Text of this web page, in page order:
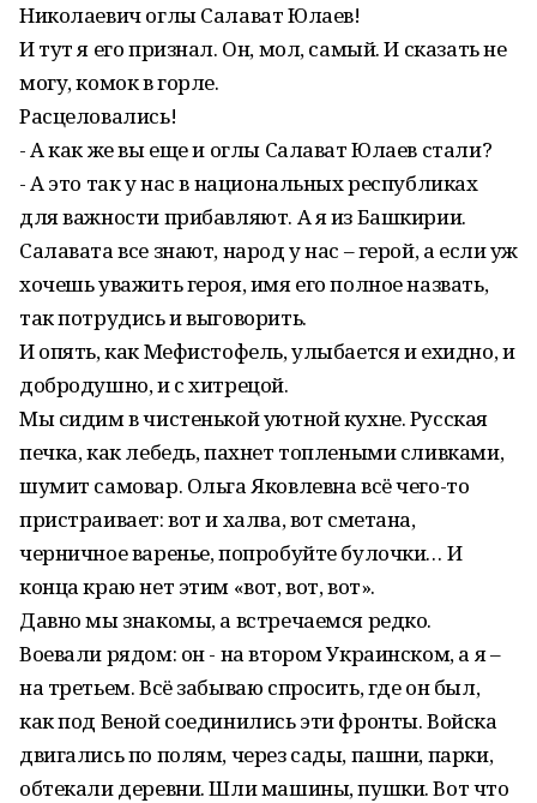
Николаевич оглы Салават Юлаев!
И тут я его признал. Он, мол, самый. И сказать не
могу, комок в горле.
Расцеловались!
- А как же вы еще и оглы Салават Юлаев стали?
- А это так у нас в национальных республиках
для важности прибавляют. А я из Башкирии.
Салавата все знают, народ у нас – герой, а если уж
хочешь уважить героя, имя его полное назвать,
так потрудись и выговорить.
И опять, как Мефистофель, улыбается и ехидно, и
добродушно, и с хитрецой.
Мы сидим в чистенькой уютной кухне. Русская
печка, как лебедь, пахнет топлеными сливками,
шумит самовар. Ольга Яковлевна всё чего-то
пристраивает: вот и халва, вот сметана,
черничное варенье, попробуйте булочки… И
конца краю нет этим «вот, вот, вот».
Давно мы знакомы, а встречаемся редко.
Воевали рядом: он - на втором Украинском, а я –
на третьем. Всё забываю спросить, где он был,
как под Веной соединились эти фронты. Войска
двигались по полям, через сады, пашни, парки,
обтекали деревни. Шли машины, пушки. Вот что